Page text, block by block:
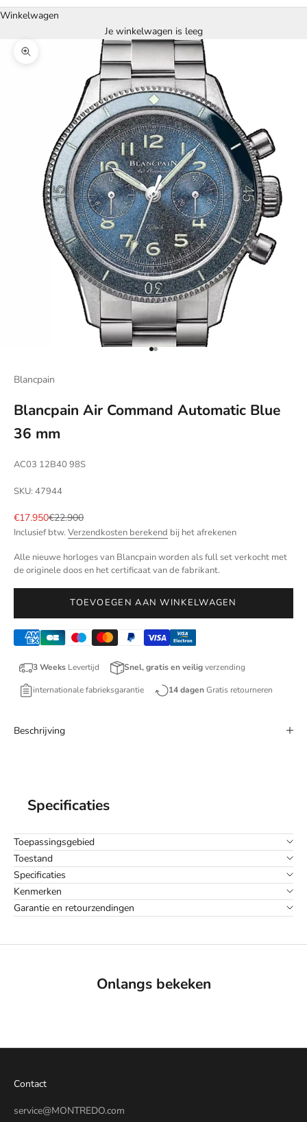
Winkelwagen
Je winkelwagen is leeg
In-/uitzoomen
Naar artikel 1
Naar artikel 2
Blancpain
Blancpain Air Command Automatic Blue
36 mm
AC03 12B40 98S
SKU: 47944
Aanbiedingsprijs
€17.950Normale prijs
€22.900
Inclusief btw. Verzendkosten berekend bij het afrekenen
Alle nieuwe horloges van Blancpain worden als full set verkocht met
de originele doos en het certificaat van de fabrikant.
TOEVOEGEN AAN WINKELWAGEN
3 Weeks Levertijd Snel, gratis en veiligverzending
internationale fabrieksgarantie 14 dagenGratis retourneren
Beschrijving
Specificaties
Toepassingsgebied
Toestand
Specificaties
Kenmerken
Garantie en retourzendingen
Onlangs bekeken
Contact
service@MONTREDO.com